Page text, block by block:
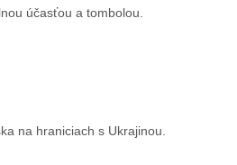
účasťou a tombolou.
na hraniciach s Ukrajinou.